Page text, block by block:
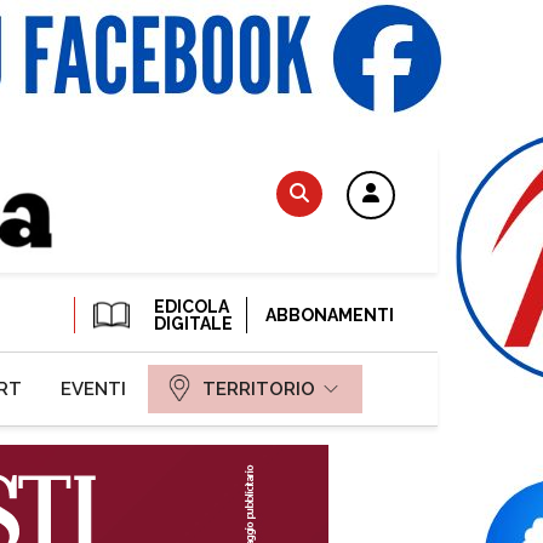
EDICOLA
DIGITALE
ABBONAMENTI
EVENTI TERRITORIO